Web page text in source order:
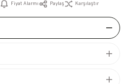
Fiyat Alarmı Paylaş Karşılaştır